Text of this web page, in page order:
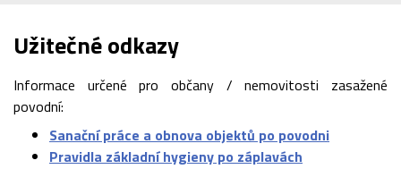
Užitečné odkazy
Informace určené pro občany / nemovitosti zasažené
povodní:
Sanační práce a obnova objektů po povodni
Pravidla základní hygieny po záplavách